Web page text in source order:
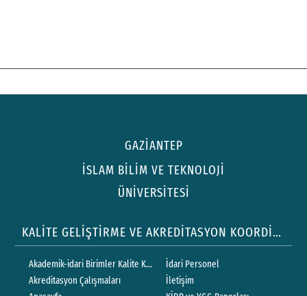
GAZİANTEP
İSLAM BİLİM VE TEKNOLOJİ
ÜNİVERSİTESİ
KALİTE GELİŞTİRME VE AKREDİTASYON KOORDİNATÖRLÜĞÜ
Akademik-idari Birimler Kalite Komisyonları
Akreditasyon Çalışmaları
İdari Personel
İletişim